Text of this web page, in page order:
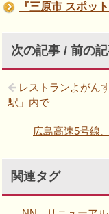
『三原市 スポッ
次の記事 / 前の
レストランよがん
駅」内で
広島高速5号線
関連タグ